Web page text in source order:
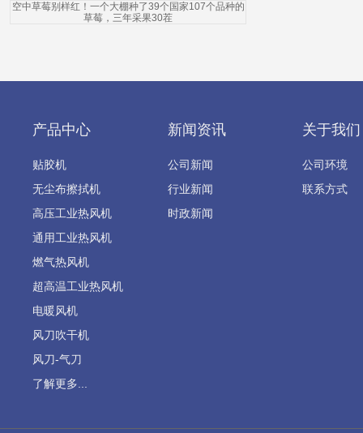
空中草莓别样红！一个大棚种了39个国家107个品种的
草莓，三年采果30茬
产品中心
贴胶机
无尘布擦拭机
高压工业热风机
通用工业热风机
燃气热风机
超高温工业热风机
电暖风机
风刀吹干机
风刀-气刀
了解更多...
新闻资讯
公司新闻
行业新闻
时政新闻
关于我们
公司环境
联系方式